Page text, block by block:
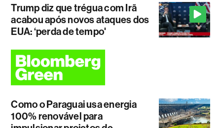
Trump diz que trégua com Irã
acabou após novos ataques dos
EUA: ‘perda de tempo'
Como o Paraguai usa energia
100% renovável para